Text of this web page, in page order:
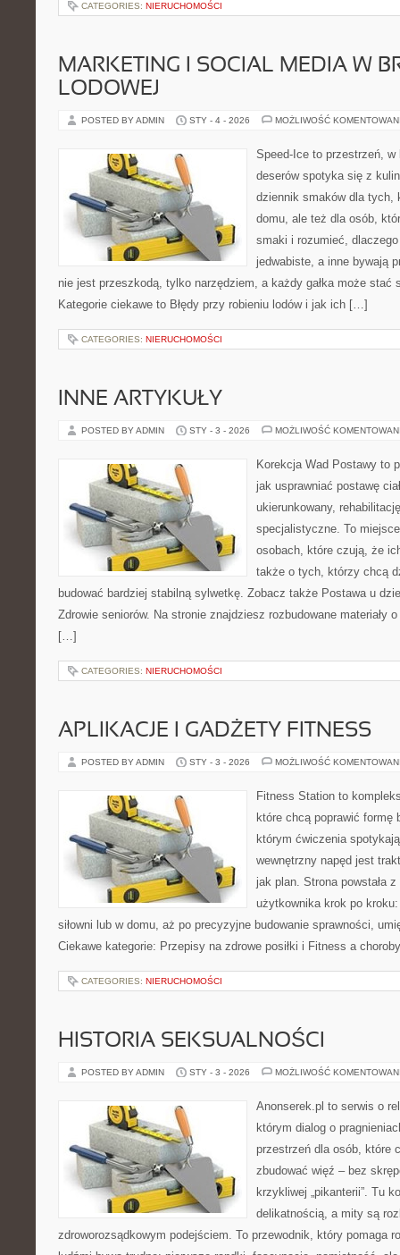
CATEGORIES: NIERUCHOMOŚCI
MARKETING I SOCIAL MEDIA W
LODOWEJ
POSTED BY ADMIN STY - 4 - 2026 MOŻLIWOŚĆ
Speed-Ice to przestrzeń,
deserów spotyka się z
dziennik smaków dla tych,
domu, ale też dla osób,
smaki i rozumieć,
jedwabiste, a inne bywają
nie jest przeszkodą, tylko narzędziem, a każdy gałka może stać
Kategorie ciekawe to Błędy przy robieniu lodów i jak ich […]
CATEGORIES: NIERUCHOMOŚCI
INNE ARTYKUŁY
POSTED BY ADMIN STY - 3 - 2026 MOŻLIWOŚĆ
Korekcja Wad Postawy to
jak usprawniać postawę
ukierunkowany,
specjalistyczne. To
osobach, które czują, że
także o tych, którzy chcą
budować bardziej stabilną sylwetkę. Zobacz także Postawa u
Zdrowie seniorów. Na stronie znajdziesz rozbudowane materiały
[…]
CATEGORIES: NIERUCHOMOŚCI
APLIKACJE I GADŻETY FITNESS
POSTED BY ADMIN STY - 3 - 2026 MOŻLIWOŚĆ
Fitness Station to
które chcą poprawić formę
którym ćwiczenia
wewnętrzny napęd jest
jak plan. Strona powstała
użytkownika krok po
siłowni lub w domu, aż po precyzyjne budowanie sprawności,
Ciekawe kategorie: Przepisy na zdrowe posiłki i Fitness a
CATEGORIES: NIERUCHOMOŚCI
HISTORIA SEKSUALNOŚCI
POSTED BY ADMIN STY - 3 - 2026 MOŻLIWOŚĆ
Anonserek.pl to serwis o
którym dialog o
przestrzeń dla osób, które
zbudować więź – bez
krzykliwej „pikanterii”. Tu
delikatnością, a mity są
zdroworozsądkowym podejściem. To przewodnik, który pomaga